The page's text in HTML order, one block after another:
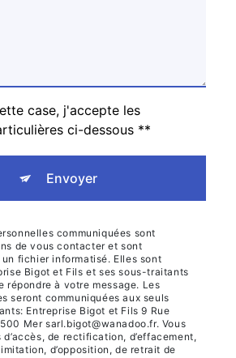
case, j'accepte les
ci-dessous **
Envoyer
communiquées sont
de vous contacter et sont
fichier informatisé. Elles sont
Bigot et Fils et ses sous-traitants
répondre à votre message. Les
seront communiquées aux seuls
Entreprise Bigot et Fils 9 Rue
Mer sarl.bigot@wanadoo.fr. Vous
de rectification, d’effacement,
d’opposition, de retrait de